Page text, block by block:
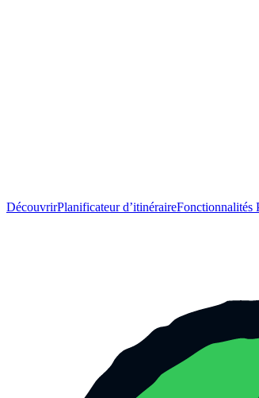
DécouvrirPlanificateur d’itinéraireFonctionnalités